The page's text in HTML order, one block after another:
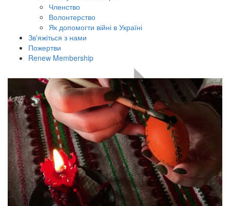
Членство
Волонтерство
Як допомогти війні в Україні
Зв'яжіться з нами
Пожертви
Renew Membership